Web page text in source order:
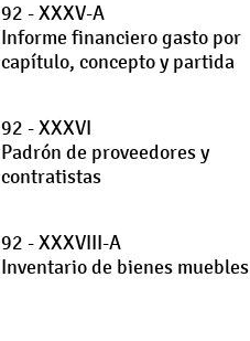
92 - XXXV-A
Informe financiero gasto por
capítulo, concepto y partida
92 - XXXVI
Padrón de proveedores y
contratistas
92 - XXXVIII-A
Inventario de bienes muebles